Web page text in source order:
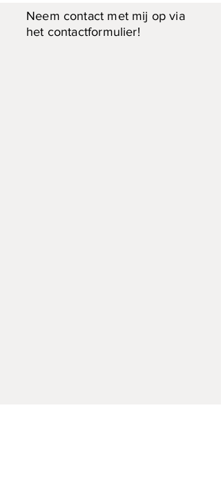
Neem contact met mij op via
het contactformulier!